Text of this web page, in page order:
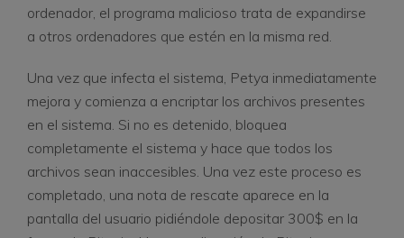
ordenador, el programa malicioso trata de expandirse
a otros ordenadores que estén en la misma red.
Una vez que infecta el sistema, Petya inmediatamente
mejora y comienza a encriptar los archivos presentes
en el sistema. Si no es detenido, bloquea
completamente el sistema y hace que todos los
archivos sean inaccesibles. Una vez este proceso es
completado, una nota de rescate aparece en la
pantalla del usuario pidiéndole depositar 300$ en la